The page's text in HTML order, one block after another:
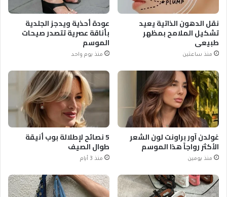
نقل الدهون الذاتية يعيد
تشكيل الملامح بمظهر
طبيعي
منذ ساعتين
عودة أحذية ويدجز الجلدية
بأناقة عصرية تتصدر صيحات
الموسم
منذ يوم واحد
غولدن آور براونت لون الشعر
الأكثر رواجاً هذا الموسم
منذ يومين
5 نصائح لإطلالة بوب أنيقة
طوال الصيف
منذ 3 أيام